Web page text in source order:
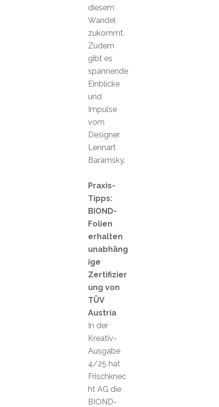
diesem
Wandel
zukommt.
Zudem
gibt es
spannende
Einblicke
und
Impulse
vom
Designer
Lennart
Baramsky.
Praxis-
Tipps:
BIOND-
Folien
erhalten
unabhäng
ige
Zertifizier
ung von
TÜV
Austria
In der
Kreativ-
Ausgabe
4/25 hat
Frischknec
ht AG die
BIOND-